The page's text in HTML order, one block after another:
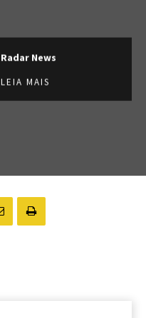
Radar News
LEIA MAIS